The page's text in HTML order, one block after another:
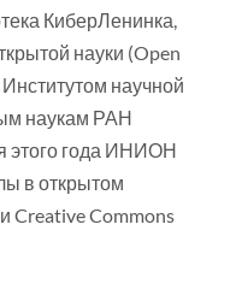
КиберЛенинка,
науки (Open
научной
наукам РАН
года ИНИОН
в открытом
Creative Commons